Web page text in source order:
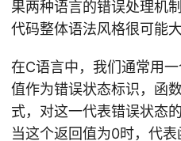
果两种语言的错误处理机
代码整体语法风格很可能大
在C语言中，我们通常用
值作为错误状态标识，函
式，对这一代表错误状态
当这个返回值为0时，代